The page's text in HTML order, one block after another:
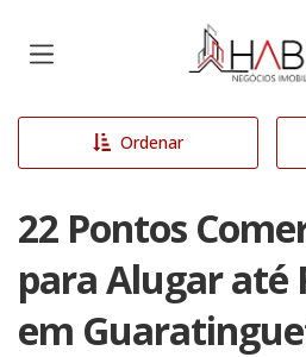
Página
Ordenar
22 Pontos
para Alugar até
em